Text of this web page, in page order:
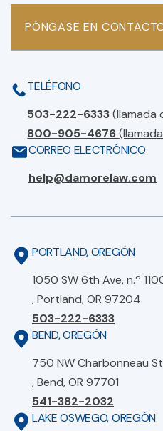
PÓNGASE EN
TELÉFONO
503-222-6333(llamada
800-905-4676
CORREO ELECTRÓNICO
help@damorelaw.com
PORTLAND, OREGÓN
1050 SW 6th Ave, n.º
, Portland, OR 97204
503-222-6333
BEND, OREGÓN
750 NW Charbonneau
, Bend, OR 97701
541-382-2032
LAKE OSWEGO, OREGÓN